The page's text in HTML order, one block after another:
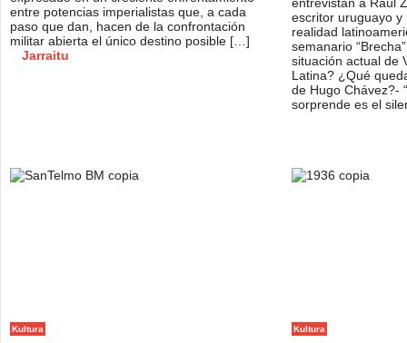
entre potencias imperialistas que, a cada
paso que dan, hacen de la confrontación
militar abierta el único destino posible […]
Jarraitu
escritor uruguayo
realidad
semanario
situación actual de
Latina? ¿Qué
de Hugo Chávez?-
sorprende es el
Kultura Kultura